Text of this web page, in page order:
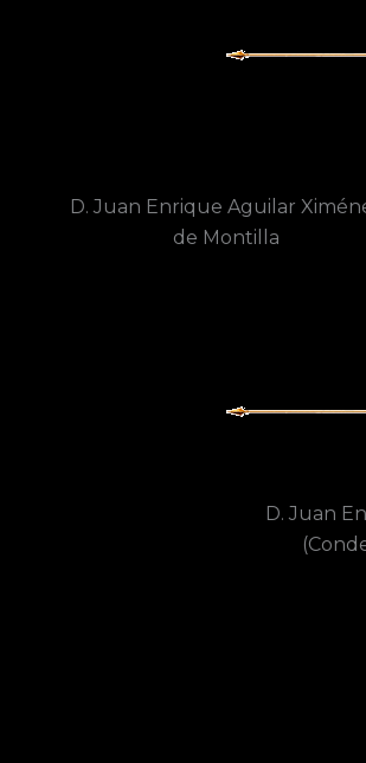
D. Juan Enrique Aguilar
de Montilla
D. Juan